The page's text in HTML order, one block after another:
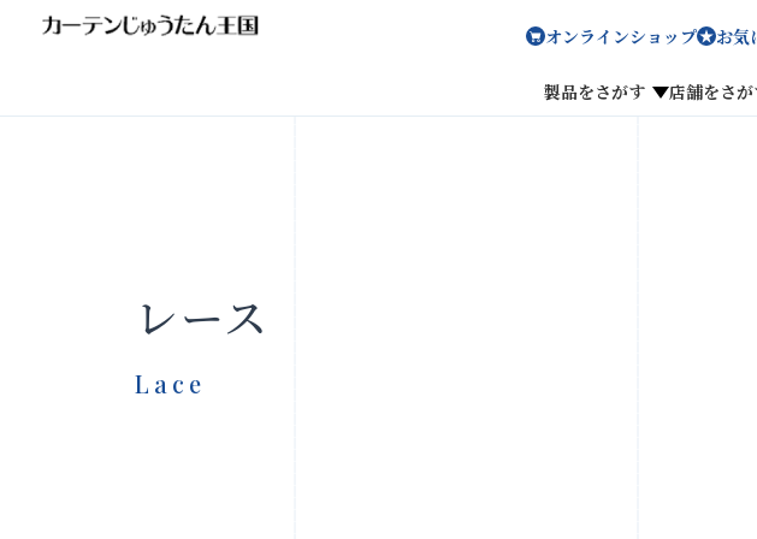
オンラインショップ お気
製品をさがす 店舗をさ
レース
Lace